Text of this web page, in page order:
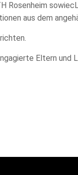
Rosenheim
aus dem
Eltern und